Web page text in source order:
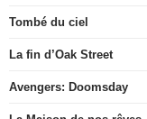
Tombé du ciel
La fin d’Oak Street
Avengers: Doomsday